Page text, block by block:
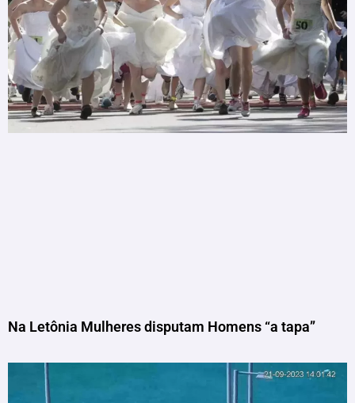
Na Letônia Mulheres disputam Homens “a tapa”